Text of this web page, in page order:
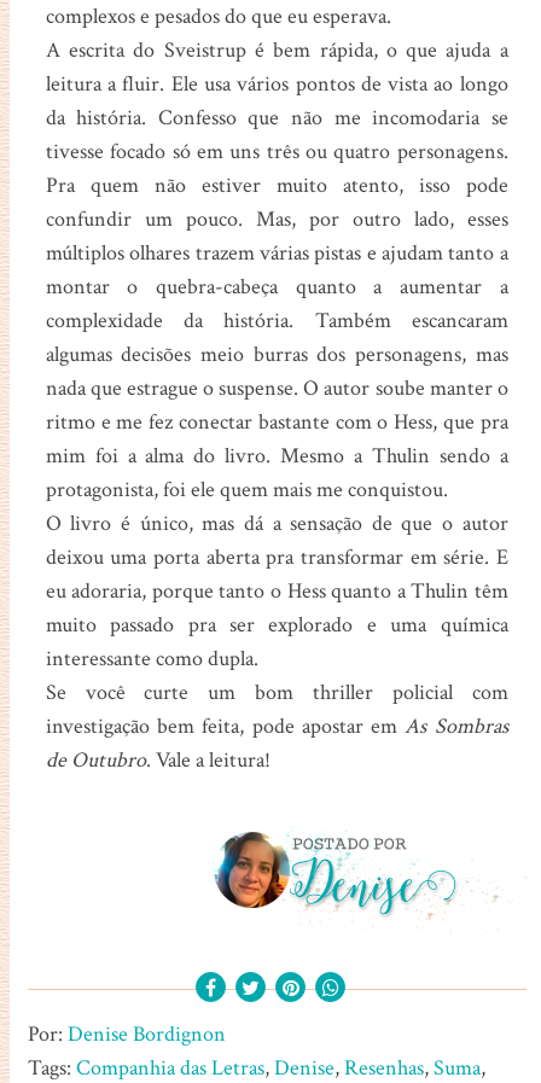
complexos e pesados do que eu esperava.
A escrita do Sveistrup é bem rápida, o que ajuda a
leitura a fluir. Ele usa vários pontos de vista ao longo
da história. Confesso que não me incomodaria se
tivesse focado só em uns três ou quatro personagens.
Pra quem não estiver muito atento, isso pode
confundir um pouco. Mas, por outro lado, esses
múltiplos olhares trazem várias pistas e ajudam tanto a
montar o quebra-cabeça quanto a aumentar a
complexidade da história. Também escancaram
algumas decisões meio burras dos personagens, mas
nada que estrague o suspense. O autor soube manter o
ritmo e me fez conectar bastante com o Hess, que pra
mim foi a alma do livro. Mesmo a Thulin sendo a
protagonista, foi ele quem mais me conquistou.
O livro é único, mas dá a sensação de que o autor
deixou uma porta aberta pra transformar em série. E
eu adoraria, porque tanto o Hess quanto a Thulin têm
muito passado pra ser explorado e uma química
interessante como dupla.
Se você curte um bom thriller policial com
investigação bem feita, pode apostar emAs Sombras
de Outubro. Vale a leitura!
Por: Denise Bordignon
Tags: Companhia das Letras,Denise,Resenhas,Suma,